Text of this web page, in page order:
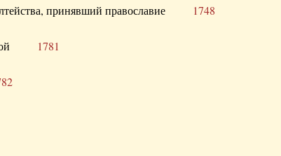
принявший православие 1748
1781